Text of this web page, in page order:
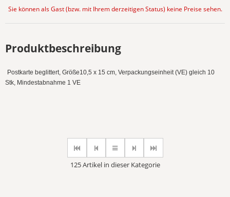
Sie können als Gast (bzw. mit Ihrem derzeitigen Status) keine Preise sehen.
Produktbeschreibung
Postkarte beglittert, Größe10,5 x 15 cm, Verpackungseinheit (VE) gleich 10
Stk, Mindestabnahme 1 VE
125 Artikel in dieser Kategorie